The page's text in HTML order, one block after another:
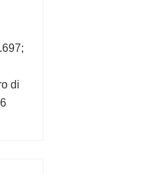
di